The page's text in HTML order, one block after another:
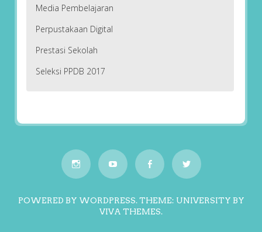
Media Pembelajaran
Perpustakaan Digital
Prestasi Sekolah
Seleksi PPDB 2017
POWERED BY WORDPRESS.THEME: UNIVERSITY BY
VIVA THEMES.